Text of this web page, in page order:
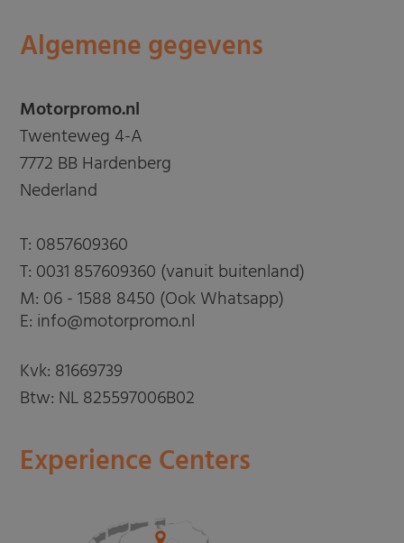
Algemene gegevens
Motorpromo.nl
Twenteweg 4-A
7772 BB Hardenberg
Nederland
T: 0857609360
T: 0031 857609360 (vanuit buitenland)
M: 06 - 1588 8450 (Ook Whatsapp)
E: info@motorpromo.nl
Kvk: 81669739
Btw: NL 825597006B02
Experience Centers